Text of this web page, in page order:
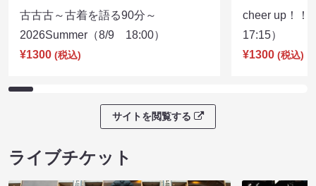
古古古～古着を語る90分～
2026Summer（8/9 18:00）
¥1300 (税込)
cheer up！
17:15）
¥1300 (税込)
サイトを閲覧する
ライブチケット